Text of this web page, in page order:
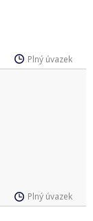
Plný úvazek
Plný úvazek